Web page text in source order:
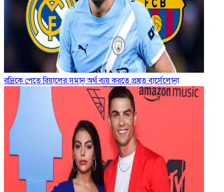
রদ্রিকে পেতে রিয়ালের সমান অর্থ ব্যয় করতে প্রস্তুত বার্সেলোনা